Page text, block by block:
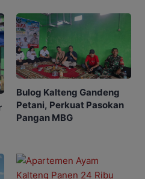
Bulog Kalteng Gandeng
Petani, Perkuat Pasokan
Pangan MBG